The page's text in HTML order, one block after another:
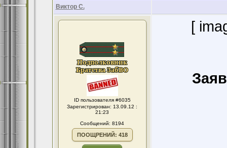
Виктор С.
ID пользователя #6035
Зарегистрирован: 13.09.12 :
21:23
Сообщений: 8194
ПООЩРЕНИЙ: 418
[